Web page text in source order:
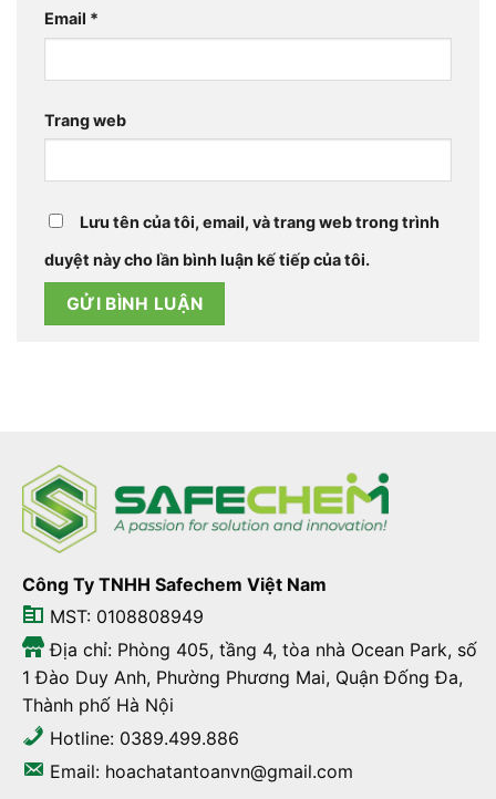
Email *
Trang web
Lưu tên của tôi, email, và trang web trong trình
duyệt này cho lần bình luận kế tiếp của tôi.
Công Ty TNHH Safechem Việt Nam
MST: 0108808949
Địa chỉ: Phòng 405, tầng 4, tòa nhà Ocean Park, số
1 Đào Duy Anh, Phường Phương Mai, Quận Đống Đa,
Thành phố Hà Nội
Hotline: 0389.499.886
Email: hoachatantoanvn@gmail.com